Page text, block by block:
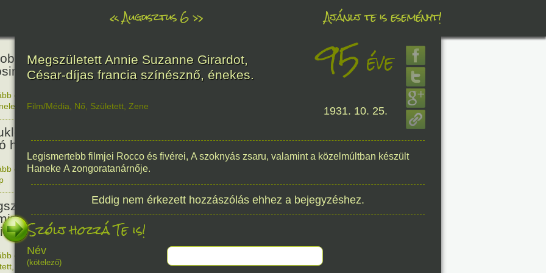
«Augusztus 6» Ajánlj te is eseményt!
az első atombombát
81
olvasom
fegyverek betiltásáért
harc világnapja
48éve
olvasom|Nincs hozzászólás, szólj hozzá!
1978. 08. 06.
Sir Alexander
Nobel-díjas angol orvos, a
felfedezője.
145éve
olvasom
Alkotás 1881. 08. 06.
Megszületett Annie Suzanne Girardot,
César-díjas francia színésznő, énekes.
95 éve
Film/Média Nő Született Zene 1931. 10. 25.
Legismertebb filmjei Rocco és fivérei, A szoknyás zsaru, valamint a közelmúltban készült
Haneke A zongoratanárnője.
Eddig nem érkezett hozzászólás ehhez a bejegyzéshez.
Szólj hozzá Te is!
Név
(kötelező)